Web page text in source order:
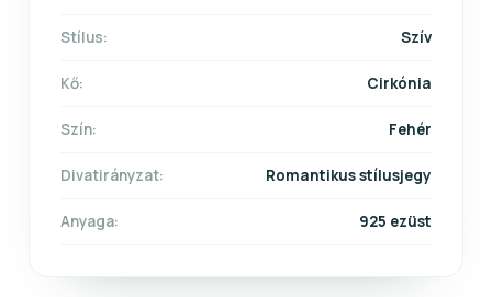
Stílus: Szív
Kő: Cirkónia
Szín: Fehér
Divatirányzat: Romantikus stílusjegy
Anyaga: 925 ezüst